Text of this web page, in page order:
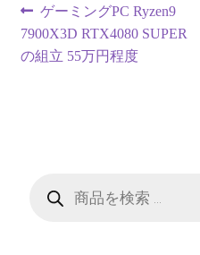
投
稿
ー
前
の
投
ゲーミングPC Ryzen9
7900X3D RTX4080 SUPER
の組立 55万円程度